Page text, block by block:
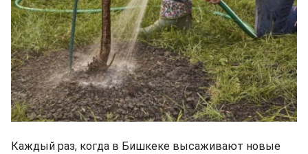
Каждый раз, когда в Бишкеке высаживают новые